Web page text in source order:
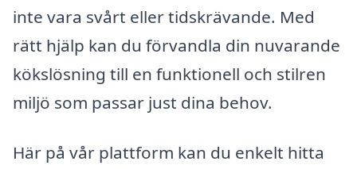
inte vara svårt eller tidskrävande. Med
rätt hjälp kan du förvandla din nuvarande
kökslösning till en funktionell och stilren
miljö som passar just dina behov.
Här på vår plattform kan du enkelt hitta